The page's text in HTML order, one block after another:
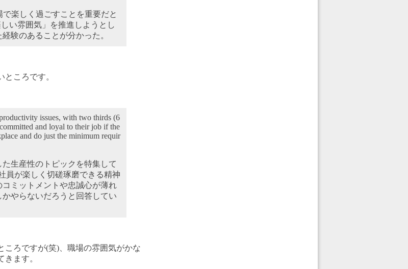
楽しく過ごすことを重要だと
い雰囲気」を推進しようとし
験のあることが分かった。
ころです。
issues, with two thirds (6
and loyal to their job if the
and do just the minimum requir
生産性のトピックを特集して
員が楽しく切磋琢磨できる精神
ミットメントや忠誠心が薄れ
やらないだろうと回答してい
ころですが(笑)、職場の雰囲気がかな
ます。